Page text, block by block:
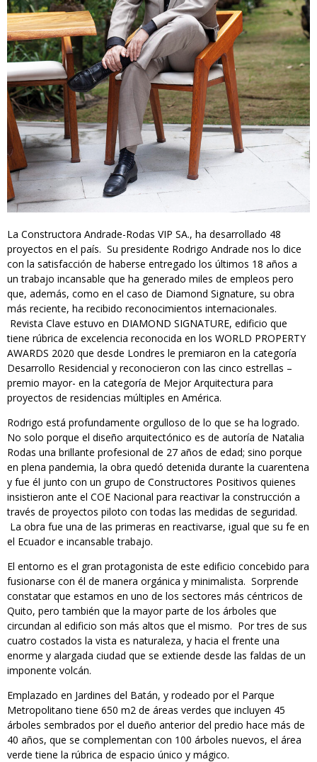
La Constructora Andrade-Rodas VIP SA., ha desarrollado 48
proyectos en el país. Su presidente Rodrigo Andrade nos lo dice
con la satisfacción de haberse entregado los últimos 18 años a
un trabajo incansable que ha generado miles de empleos pero
que, además, como en el caso de Diamond Signature, su obra
más reciente, ha recibido reconocimientos internacionales.
Revista Clave estuvo en DIAMOND SIGNATURE, edificio que
tiene rúbrica de excelencia reconocida en los WORLD PROPERTY
AWARDS 2020 que desde Londres le premiaron en la categoría
Desarrollo Residencial y reconocieron con las cinco estrellas –
premio mayor- en la categoría de Mejor Arquitectura para
proyectos de residencias múltiples en América.
Rodrigo está profundamente orgulloso de lo que se ha logrado.
No solo porque el diseño arquitectónico es de autoría de Natalia
Rodas una brillante profesional de 27 años de edad; sino porque
en plena pandemia, la obra quedó detenida durante la cuarentena
y fue él junto con un grupo de Constructores Positivos quienes
insistieron ante el COE Nacional para reactivar la construcción a
través de proyectos piloto con todas las medidas de seguridad.
La obra fue una de las primeras en reactivarse, igual que su fe en
el Ecuador e incansable trabajo.
El entorno es el gran protagonista de este edificio concebido para
fusionarse con él de manera orgánica y minimalista. Sorprende
constatar que estamos en uno de los sectores más céntricos de
Quito, pero también que la mayor parte de los árboles que
circundan al edificio son más altos que el mismo. Por tres de sus
cuatro costados la vista es naturaleza, y hacia el frente una
enorme y alargada ciudad que se extiende desde las faldas de un
imponente volcán.
Emplazado en Jardines del Batán, y rodeado por el Parque
Metropolitano tiene 650 m2 de áreas verdes que incluyen 45
árboles sembrados por el dueño anterior del predio hace más de
40 años, que se complementan con 100 árboles nuevos, el área
verde tiene la rúbrica de espacio único y mágico.